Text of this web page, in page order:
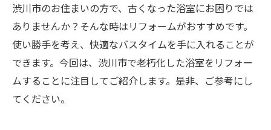
渋川市のお住まいの方で、古くなった浴室にお困りでは
ありませんか？そんな時はリフォームがおすすめです。
使い勝手を考え、快適なバスタイムを手に入れることが
できます。今回は、渋川市で老朽化した浴室をリフォー
ムすることに注目してご紹介します。是非、ご参考にし
てください。